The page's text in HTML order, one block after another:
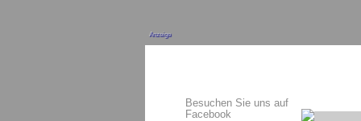
Anzeige
Besuchen Sie uns auf
Facebook